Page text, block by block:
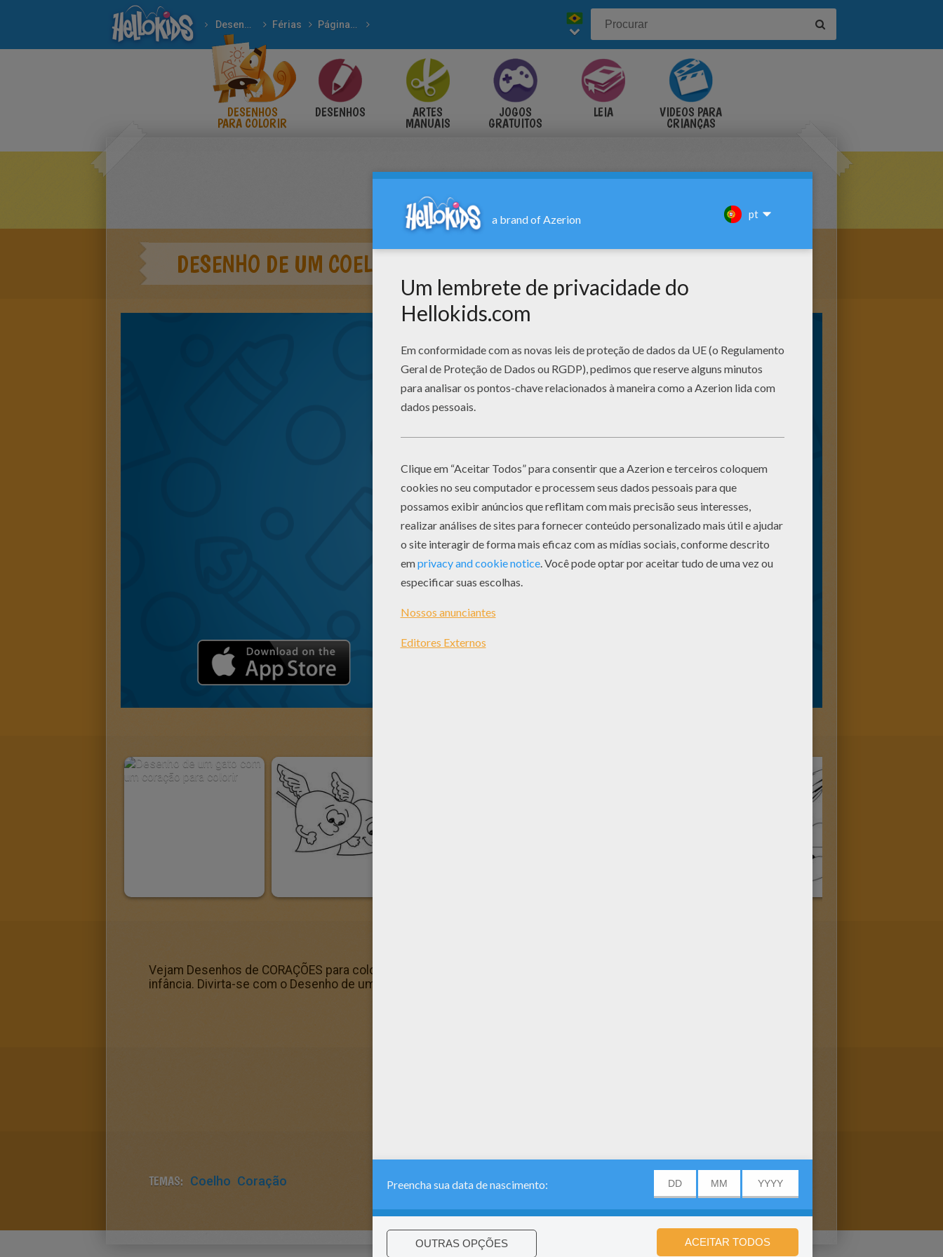
Desenhos para colorir Férias Páginas para colorir DIA DOS NAMORADOS
Desenhos de CORAÇÕES para colorir
DESENHOS
PARA COLORIR
DESENHOS ARTES
MANUAIS
JOGOS
GRATUITOS
LEIA VÍDEOS PARA
CRIANÇAS
DESENHO DE UM COELHO COM UM CORAÇÃO PARA COLORIR
Vejam Desenhos de CORAÇÕES para colorir imprimiveis e gratuitos para para crianças, pré-escolares ou do jardim de
infância. Divirta-se com o Desenho de um coelho com um coração para colorir.
TEMAS: Coelho Coração